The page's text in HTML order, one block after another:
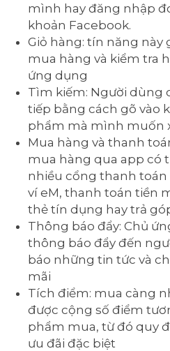
mình hay đăng nhập
khoản Facebook.
Giỏ hàng: tín năng này
mua hàng và kiểm tra
ứng dụng
Tìm kiếm: Người dùng
tiếp bằng cách gõ vào
phẩm mà mình muốn
Mua hàng và thanh
mua hàng qua app có
nhiều cổng thanh
ví eM, thanh toán tiền
thẻ tín dụng hay trả
Thông báo đẩy: Chủ
thông báo đẩy đến
báo những tin tức và
mãi
Tích điểm: mua càng
được cộng số điểm
phẩm mua, từ đó quy
ưu đãi đặc biệt